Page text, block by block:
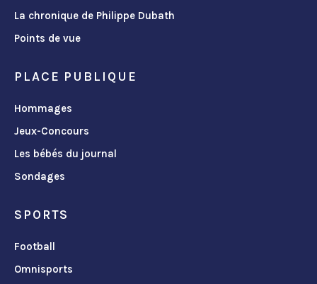
La chronique de Philippe Dubath
Points de vue
PLACE PUBLIQUE
Hommages
Jeux-Concours
Les bébés du journal
Sondages
SPORTS
Football
Omnisports